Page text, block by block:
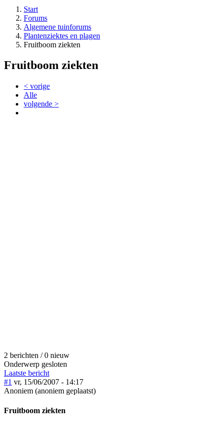
Start
Forums
Algemene tuinforums
Plantenziektes en plagen
Fruitboom ziekten
Fruitboom ziekten
< vorige
Alle
volgende >
2 berichten / 0 nieuw
Onderwerp gesloten
Laatste bericht
#1 vr, 15/06/2007 - 14:17
Anoniem (anoniem geplaatst)
Fruitboom ziekten